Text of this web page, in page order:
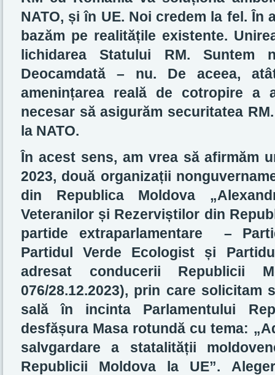
NATO, și în UE. Noi credem la fel. În
bazăm pe realitățile existente.
lichidarea Statului RM. Suntem
Deocamdată – nu. De aceea,
amenințarea reală de cotropire a
necesar să asigurăm securitatea
la NATO.
În acest sens, am vrea să afirmăm
2023, două organizații
din Republica Moldova
Veteranilor și Rezerviștilor din
partide extraparlamentare –
Partidul Verde Ecologist și
adresat conducerii Republicii
076/28.12.2023), prin care
sală în incinta Parlamentului
desfășura Masa rotundă cu tema:
salvgardare a statalității
Republicii Moldova la UE”.